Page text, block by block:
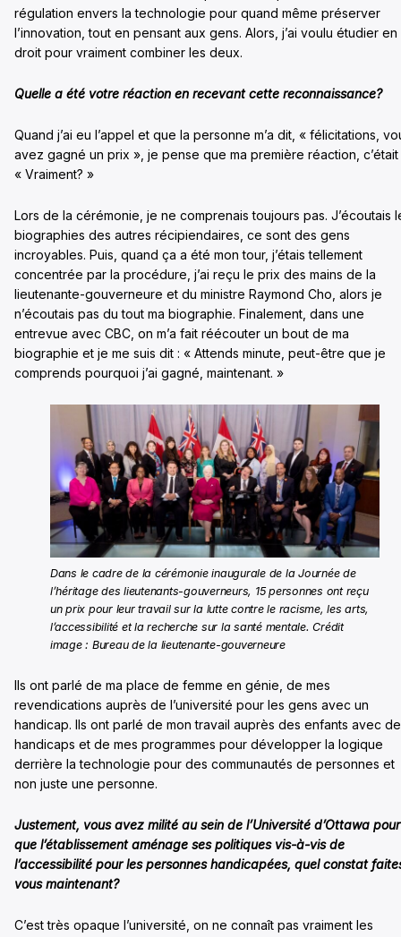
régulation envers la technologie pour quand même préserver
l’innovation, tout en pensant aux gens. Alors, j’ai voulu étudier en
droit pour vraiment combiner les deux.
Quelle a été votre réaction en recevant cette reconnaissance?
Quand j’ai eu l’appel et que la personne m’a dit, « félicitations,
avez gagné un prix », je pense que ma première réaction, c’était
« Vraiment? »
Lors de la cérémonie, je ne comprenais toujours pas. J’écoutais
biographies des autres récipiendaires, ce sont des gens
incroyables. Puis, quand ça a été mon tour, j’étais tellement
concentrée par la procédure, j’ai reçu le prix des mains de la
lieutenante-gouverneure et du ministre Raymond Cho, alors je
n’écoutais pas du tout ma biographie. Finalement, dans une
entrevue avec CBC, on m’a fait réécouter un bout de ma
biographie et je me suis dit : « Attends minute, peut-être que je
comprends pourquoi j’ai gagné, maintenant. »
Dans le cadre de la cérémonie inaugurale de la Journée de
l’héritage des lieutenants-gouverneurs, 15 personnes ont reçu
un prix pour leur travail sur la lutte contre le racisme, les arts,
l’accessibilité et la recherche sur la santé mentale. Crédit
image : Bureau de la lieutenante-gouverneure
Ils ont parlé de ma place de femme en génie, de mes
revendications auprès de l’université pour les gens avec un
handicap. Ils ont parlé de mon travail auprès des enfants avec
handicaps et de mes programmes pour développer la logique
derrière la technologie pour des communautés de personnes et
non juste une personne.
Justement, vous avez milité au sein de l’Université d’Ottawa pour
que l’établissement aménage ses politiques vis-à-vis de
l’accessibilité pour les personnes handicapées, quel constat
vous maintenant?
C’est très opaque l’université, on ne connaît pas vraiment les